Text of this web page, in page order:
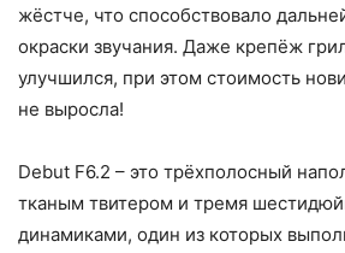
жёстче, что способствовало
окраски звучания. Даже крепёж
улучшился, при этом стоимость
не выросла!
Debut F6.2 – это трёхполосный
тканым твитером и тремя
динамиками, один из которых